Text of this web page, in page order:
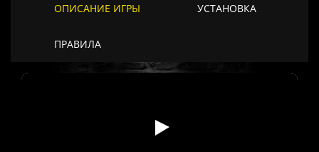
ОПИСАНИЕ ИГРЫ УСТАНОВКА
ПРАВИЛА